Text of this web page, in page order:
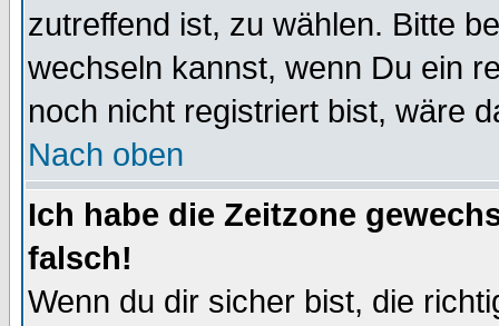
zutreffend ist, zu wählen. Bitte
wechseln kannst, wenn Du ein
noch nicht registriert bist, wäre
Nach oben
Ich habe die Zeitzone
falsch!
Wenn du dir sicher bist, die